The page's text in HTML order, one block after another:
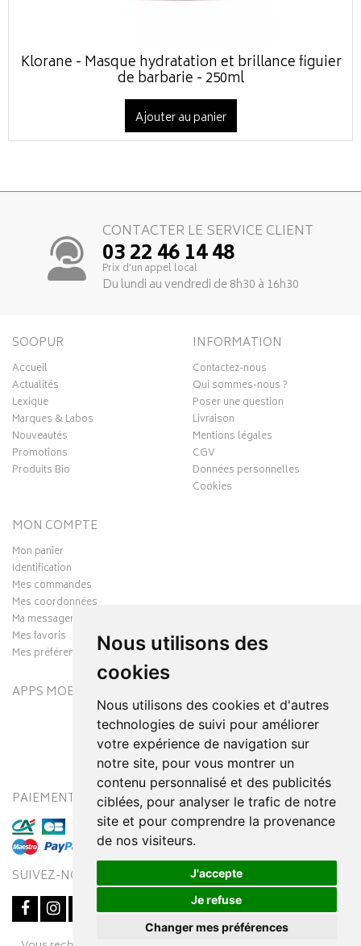
Nous utilisons des
cookies
Nous utilisons des cookies et d'autres
technologies de suivi pour améliorer
votre expérience de navigation sur
notre site, pour vous montrer un
contenu personnalisé et des publicités
ciblées, pour analyser le trafic de notre
site et pour comprendre la provenance
de nos visiteurs.
J'accepte
Je refuse
Changer mes préférences
Klorane - Masque hydratation et brillance figuier
de barbarie - 250ml
Ajouter au panier
CONTACTER LE SERVICE CLIENT
03 22 46 14 48
Prix d’un appel local
Du lundi au vendredi de 8h30 à 16h30
SOOPUR
Accueil
Actualités
Lexique
Marques & Labos
Nouveautés
Promotions
Produits Bio
INFORMATION
Contactez-nous
Qui sommes-nous ?
Poser une question
Livraison
Mentions légales
CGV
Données personnelles
Cookies
MON COMPTE
Mon panier
Identification
Mes commandes
Mes coordonnées
Ma messagerie
Mes favoris
Mes préférences Cookies
APPS MOBILES
PAIEMENT SÉCURISÉ MODES DE LIVRAISON
SUIVEZ-NOUS SUR